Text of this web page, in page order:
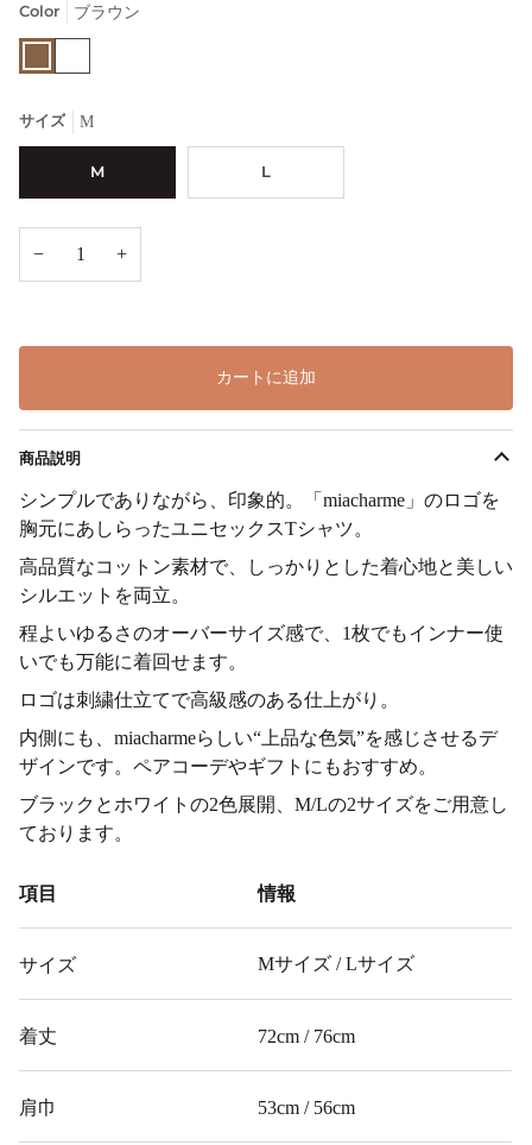
Color ブラウン
ブ
ラ
ホ
サイズ M
M L
− +
カートに追加
商品説明
シンプルでありながら、印象的。「miacharme」のロゴを
胸元にあしらったユニセックスTシャツ。
高品質なコットン素材で、しっかりとした着心地と美しい
シルエットを両立。
程よいゆるさのオーバーサイズ感で、1枚でもインナー使
いでも万能に着回せます。
ロゴは刺繍仕立てで高級感のある仕上がり。
内側にも、miacharmeらしい“上品な色気”を感じさせるデ
ザインです。ペアコーデやギフトにもおすすめ。
ブラックとホワイトの2色展開、M/Lの2サイズをご用意し
ております。
項目 情報
サイズ Mサイズ / Lサイズ
着丈 72cm / 76cm
肩巾 53cm / 56cm